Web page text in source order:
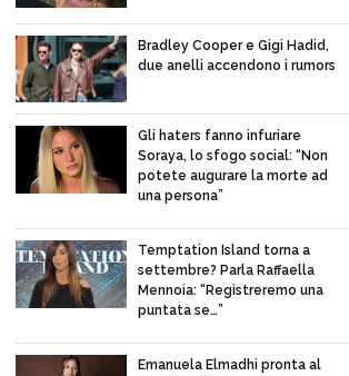
Bradley Cooper e Gigi Hadid,
due anelli accendono i rumors
Gli haters fanno infuriare
Soraya, lo sfogo social: “Non
potete augurare la morte ad
una persona”
Temptation Island torna a
settembre? Parla Raffaella
Mennoia: “Registreremo una
puntata se…”
Emanuela Elmadhi pronta al